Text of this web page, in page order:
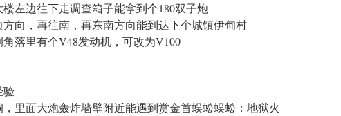
左边往下走调查箱子能拿到个180双子炮
向，再往南，再东南方向能到达下个城镇伊甸村
落里有个V48发动机，可改为V100
验
里面大炮轰炸墙壁附近能遇到赏金首蜈蚣蜈蚣：地狱火